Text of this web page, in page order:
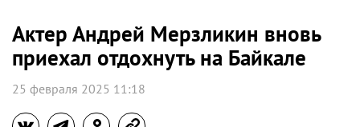
Актер Андрей Мерзликин вновь
приехал отдохнуть на Байкале
25 февраля 2025 11:18